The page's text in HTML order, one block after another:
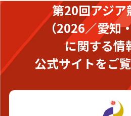
第20回アジア
（2026／愛知
に関する情
公式サイトをご